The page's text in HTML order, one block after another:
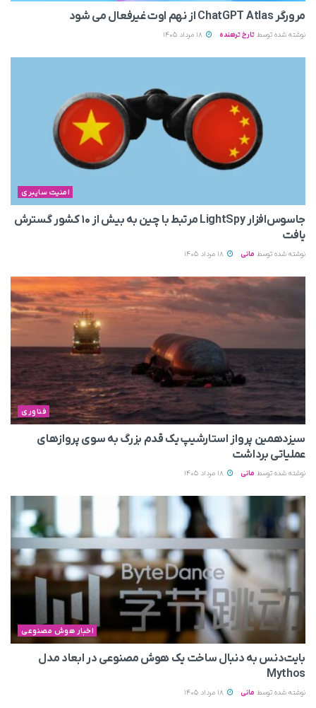
مرورگر ChatGPT Atlas از نهم اوت غیرفعال می‌ شود
نوشته شده توسط تارخ ترهنده
امنیت سایبری
جاسوس‌افزار LightSpy مرتبط با چین به بیش از ۱۰ کشور گسترش
یافت
نوشته شده توسط مانی
فناوری
سیزدهمین پرواز استارشیپ یک قدم بزرگ به سوی پروازهای
عملیاتی برداشت
نوشته شده توسط مانی
اخبار هوش مصنوعی
بایت‌دنس به‌ دنبال ساخت یک هوش مصنوعی در ابعاد مدل
Mythos
نوشته شده توسط مانی